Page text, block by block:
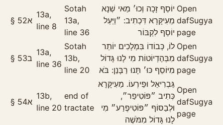
§ 52א
13a,
line 8
Sotah
13a,
line 36
יוֹסֵף זָכָה וְכוּ׳ מַאי שְׁנָא
מֵעִיקָּרָא דִּכְתִיב: ״וַיַּעַל
יוֹסֵף לִקְבּוֹר
Open
dafSugya
page
§ 53ב
13a,
line 36
Sotah
13b,
line 20
לוֹ, כְּבוֹדוֹ בִּמְלָכִים יוֹתֵר
מִבְּהֶדְיוֹטוֹת מִי לָנוּ גָּדוֹל
מִיּוֹסֵף כּוּ׳ תָּנוּ רַבָּנַן: בֹּא
Open
dafSugya
page
§ 54א
13b,
line 20
end of
tractate
גַּבְרִיאֵל וּפֵירְעוֹ. מֵעִיקָּרָא
כְּתִיב ״פּוֹטִיפַר״,
וּלְבַסּוֹף ״פּוֹטִיפֶרַע״ מִי
לָנוּ גָּדוֹל מִמֹּשֶׁה
Open
dafSugya
page